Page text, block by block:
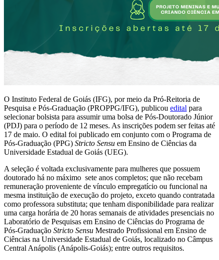
O Instituto Federal de Goiás (IFG), por meio da Pró-Reitoria de
Pesquisa e Pós-Graduação (PROPPG/IFG), publicou edital para
selecionar bolsista para assumir uma bolsa de Pós-Doutorado Júnior
(PDJ) para o período de 12 meses. As inscrições podem ser feitas até
17 de maio. O edital foi publicado em conjunto com o Programa de
Pós-Graduação (PPG) Stricto Sensu em Ensino de Ciências da
Universidade Estadual de Goiás (UEG).
A seleção é voltada exclusivamente para mulheres que possuem
doutorado há no máximo sete anos completos; que não recebam
remuneração proveniente de vínculo empregatício ou funcional na
mesma instituição de execução do projeto, exceto quando contratada
como professora substituta; que tenham disponibilidade para realizar
uma carga horária de 20 horas semanais de atividades presenciais no
Laboratório de Pesquisas em Ensino de Ciências do Programa de
Pós-Graduação Stricto Sensu Mestrado Profissional em Ensino de
Ciências na Universidade Estadual de Goiás, localizado no Câmpus
Central Anápolis (Anápolis-Goiás); entre outros requisitos.